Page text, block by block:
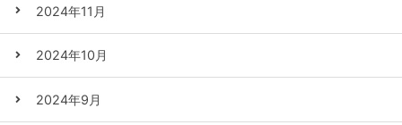
2024年11月
2024年10月
2024年9月